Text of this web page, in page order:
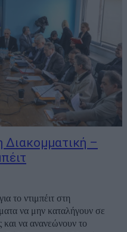
Διακομματική –
το ντιμπέιτ στη
να μην καταλήγουν σε
και να ανανεώνουν το